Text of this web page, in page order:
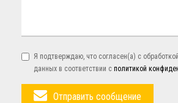
Я подтверждаю, что согласен(а) с
данных в соответствии с политикой
Отправить сообщение